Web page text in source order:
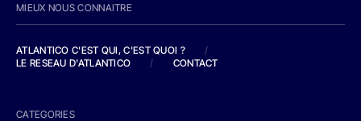
MIEUX NOUS CONNAITRE
ATLANTICO C'EST QUI, C'EST QUOI ?
/
LE RESEAU D'ATLANTICO
/ CONTACT
CATEGORIES